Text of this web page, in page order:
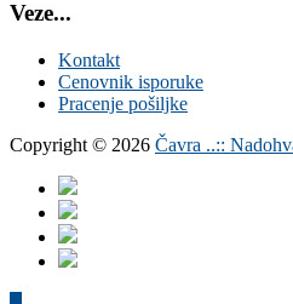
Veze...
Kontakt
Cenovnik isporuke
Pracenje pošiljke
Copyright © 2026 Čavra ..::